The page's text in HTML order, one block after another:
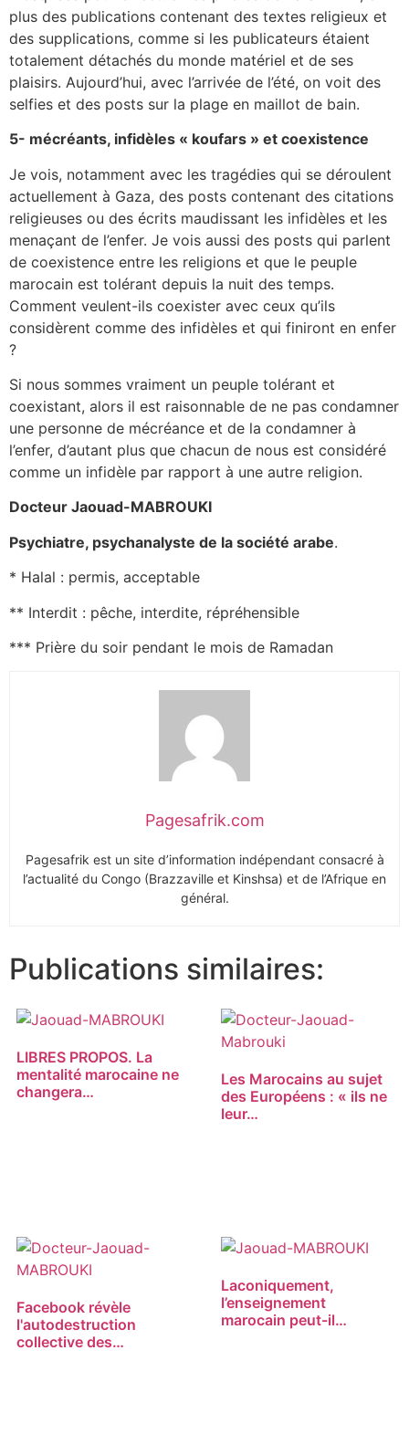
plus des publications contenant des textes religieux et
des supplications, comme si les publicateurs étaient
totalement détachés du monde matériel et de ses
plaisirs. Aujourd’hui, avec l’arrivée de l’été, on voit des
selfies et des posts sur la plage en maillot de bain.
5- mécréants, infidèles « koufars » et coexistence
Je vois, notamment avec les tragédies qui se déroulent
actuellement à Gaza, des posts contenant des citations
religieuses ou des écrits maudissant les infidèles et les
menaçant de l’enfer. Je vois aussi des posts qui parlent
de coexistence entre les religions et que le peuple
marocain est tolérant depuis la nuit des temps.
Comment veulent-ils coexister avec ceux qu’ils
considèrent comme des infidèles et qui finiront en enfer
?
Si nous sommes vraiment un peuple tolérant et
coexistant, alors il est raisonnable de ne pas condamner
une personne de mécréance et de la condamner à
l’enfer, d’autant plus que chacun de nous est considéré
comme un infidèle par rapport à une autre religion.
Docteur Jaouad-MABROUKI
Psychiatre, psychanalyste de la société arabe.
* Halal : permis, acceptable
** Interdit : pêche, interdite, répréhensible
*** Prière du soir pendant le mois de Ramadan
Pagesafrik.com
Pagesafrik est un site d’information indépendant consacré à
l’actualité du Congo (Brazzaville et Kinshsa) et de l’Afrique en
général.
Publications similaires:
LIBRES PROPOS. La
mentalité marocaine ne
changera…
Les Marocains au sujet
des Européens : « ils ne
leur…
Facebook révèle
l'autodestruction
collective des
Laconiquement,
l’enseignement
marocain peut-il